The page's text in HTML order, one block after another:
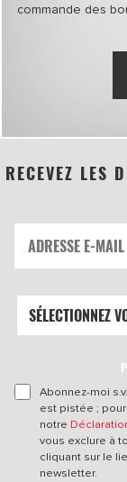
commande des
RECEVEZ LES
Abonnez-moi
est pistée ;
notre
vous exclure à
cliquant sur le
newsletter.